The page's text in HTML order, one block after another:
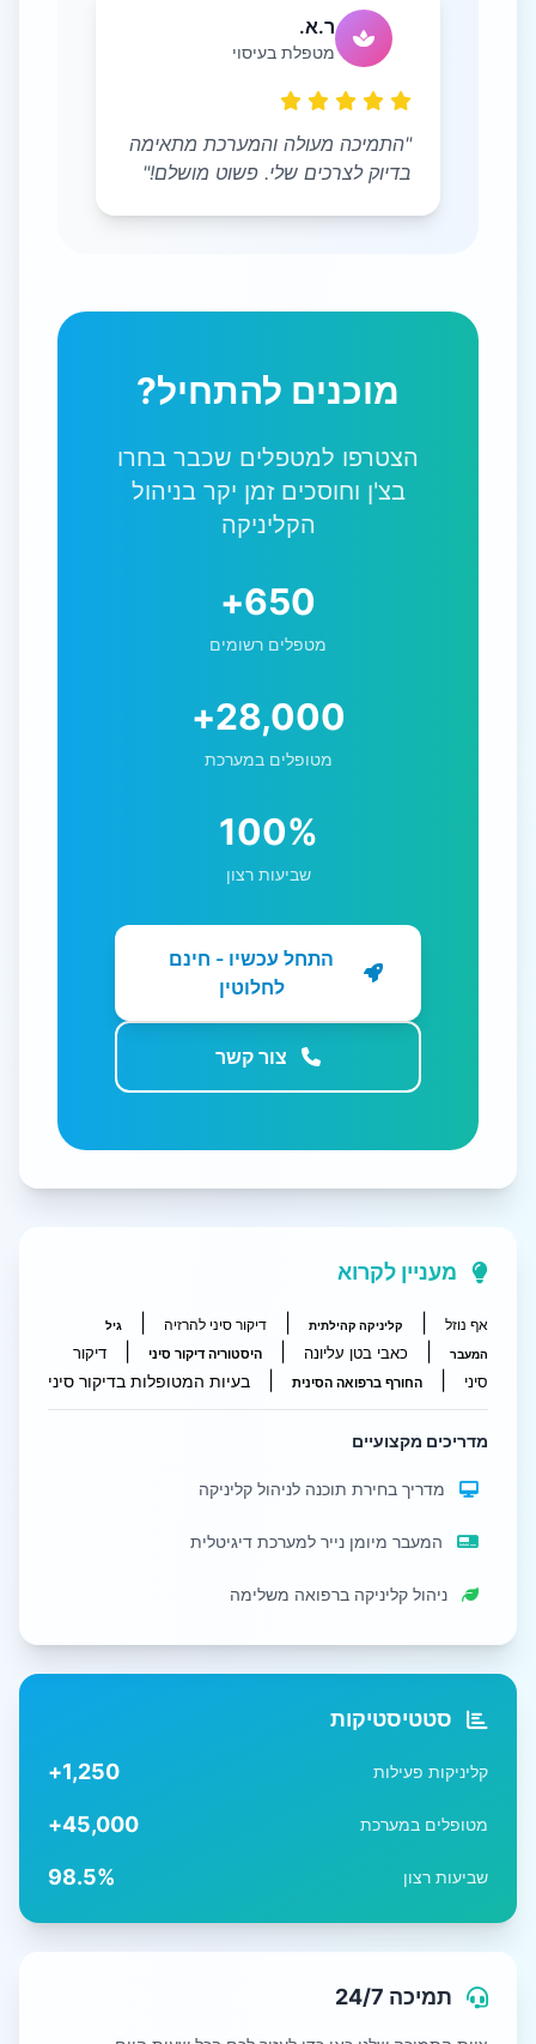
ר.א.
מטפלת בעיסוי
"התמיכה מעולה והמערכת מתאימה
בדיוק לצרכים שלי. פשוט מושלם!"
מוכנים להתחיל?
הצטרפו למטפלים שכבר בחרו
בצ'ן וחוסכים זמן יקר בניהול
הקליניקה
650+
מטפלים רשומים
28,000+
מטופלים במערכת
100%
שביעות רצון
התחל עכשיו - חינם
לחלוטין
צור קשר
מעניין לקרוא
אף נוזל קליניקה קהילתית דיקור סיני להרזיה
גיל
המעבר
כאבי בטן עליונה היסטוריה דיקור סיני
דיקור
סיני
החורף ברפואה הסינית בעיות המטופלות בדיקור סיני
מדריכים מקצועיים
מדריך בחירת תוכנה לניהול קליניקה
המעבר מיומן נייר למערכת דיגיטלית
ניהול קליניקה ברפואה משלימה
סטטיסטיקות
קליניקות פעילות 1,250+
מטופלים במערכת 45,000+
שביעות רצון 98.5%
תמיכה 24/7